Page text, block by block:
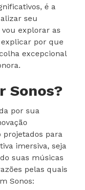
é a
seu
explorar as
por que
excepcional
Sonos?
por sua
projetados para
imersiva, seja
suas músicas
pelas quais
Sonos: